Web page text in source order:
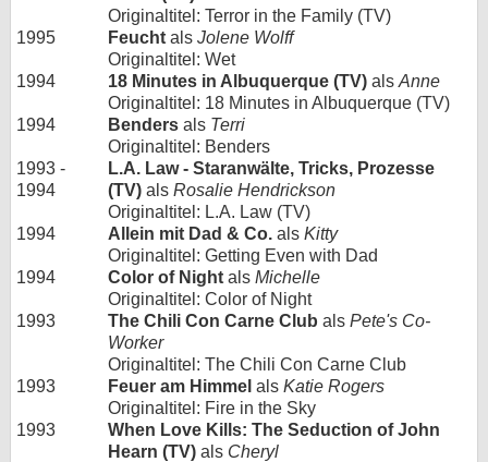
Originaltitel: Terror in the Family (TV)
1995
Feucht als Jolene Wolff
Originaltitel: Wet
1994
18 Minutes in Albuquerque (TV) als Anne
Originaltitel: 18 Minutes in Albuquerque (TV)
1994
Benders als Terri
Originaltitel: Benders
1993 -
1994
L.A. Law - Staranwälte, Tricks, Prozesse
(TV) als Rosalie Hendrickson
Originaltitel: L.A. Law (TV)
1994
Allein mit Dad & Co. als Kitty
Originaltitel: Getting Even with Dad
1994
Color of Night als Michelle
Originaltitel: Color of Night
1993
The Chili Con Carne Club als Pete's Co-
Worker
Originaltitel: The Chili Con Carne Club
1993
Feuer am Himmel als Katie Rogers
Originaltitel: Fire in the Sky
1993
When Love Kills: The Seduction of John
Hearn (TV) als Cheryl